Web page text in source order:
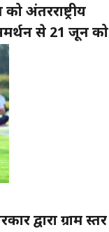
अंतरराष्ट्रीय
से 21 जून को
द्वारा ग्राम स्तर